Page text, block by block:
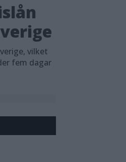
vilket
fem dagar